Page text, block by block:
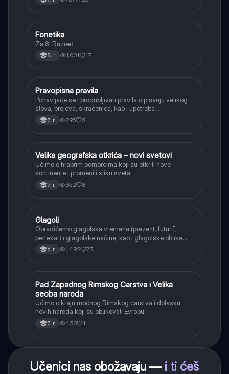
asonanca, razumevajući njihovu ulogu u tekstu.
Srpski jezik
Fonetika
Za 8. Razred
8. r. 1,001 17
Srpski jezik
Pravopisna pravila
Ponavljaće se i produbljivati pravila o pisanju velikog
slova, brojeva, skraćenica, kao i upotreba
interpunkcije, sa posebnim fokusom na zarez u
složenoj rečenici.
7. r. 295 3
Istorija
Velika geografska otkrića – novi svetovi
Učimo o hrabrim pomorcima koji su otkrili nove
kontinente i promenili sliku sveta.
7. r. 352 8
Srpski jezik
Glagoli
Obradićemo glagolska vremena (prezent, futur I,
perfekat) i glagolske načine, kao i glagolske oblike
(infinitiv, glagolski pridevi i prilozi) i glagolski vid
(svršeni i nesvršeni).
6. r. 1,492 73
Istorija
Pad Zapadnog Rimskog Carstva i Velika
seoba naroda
Učimo o kraju moćnog Rimskog carstva i dolasku
novih naroda koji su oblikovali Evropu.
7. r. 430 1
Učenici nas obožavaju — i ti ćeš